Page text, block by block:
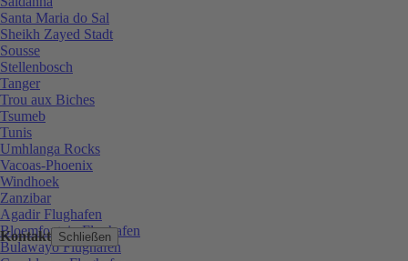
Kontakt Schließen
Santa Maria do Sal
Sheikh Zayed Stadt
Sousse
Stellenbosch
Tanger
Trou aux Biches
Tsumeb
Tunis
Umhlanga Rocks
Vacoas-Phoenix
Windhoek
Zanzibar
Agadir Flughafen
Bloemfontein Flughafen
Bulawayo Flughafen